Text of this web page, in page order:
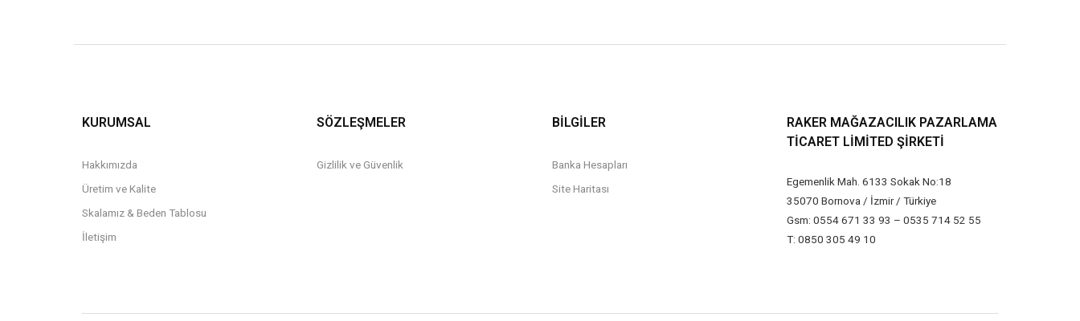
KURUMSAL
Hakkımızda
Üretim ve Kalite
Skalamız & Beden Tablosu
İletişim
SÖZLEŞMELER
Gizlilik ve Güvenlik
BİLGİLER
Banka Hesapları
Site Haritası
RAKER MAĞAZACILIK PAZARLAMA
TICARET LIMITED ŞIRKETI
Egemenlik Mah. 6133 Sokak No:18
35070 Bornova / İzmir / Türkiye
Gsm: 0554 671 33 93 – 0535 714 52 55
T: 0850 305 49 10